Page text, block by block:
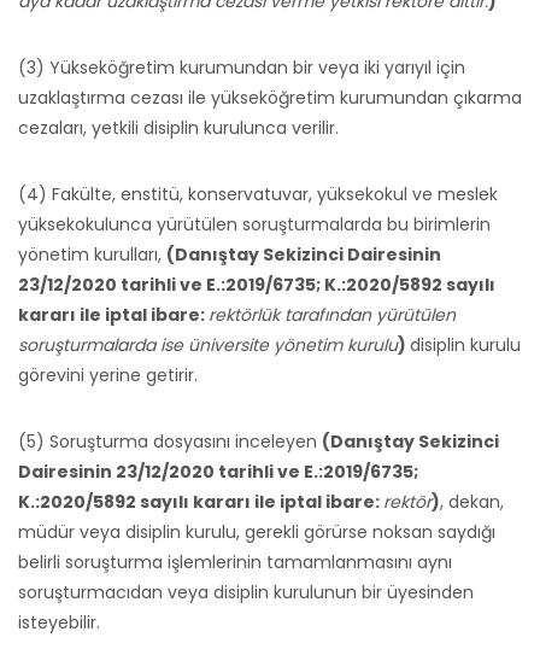
(3) Yükseköğretim kurumundan bir veya iki yarıyıl için
uzaklaştırma cezası ile yükseköğretim kurumundan çıkarma
cezaları, yetkili disiplin kurulunca verilir.
(4) Fakülte, enstitü, konservatuvar, yüksekokul ve meslek
yüksekokulunca yürütülen soruşturmalarda bu birimlerin
yönetim kurulları, (Danıştay Sekizinci Dairesinin
23/12/2020 tarihli ve E.:2019/6735; K.:2020/5892 sayılı
kararı ile iptal ibare: rektörlük tarafından yürütülen
soruşturmalarda ise üniversite yönetim kurulu) disiplin kurulu
görevini yerine getirir.
(5) Soruşturma dosyasını inceleyen (Danıştay Sekizinci
Dairesinin 23/12/2020 tarihli ve E.:2019/6735;
K.:2020/5892 sayılı kararı ile iptal ibare: rektör), dekan,
müdür veya disiplin kurulu, gerekli görürse noksan saydığı
belirli soruşturma işlemlerinin tamamlanmasını aynı
soruşturmacıdan veya disiplin kurulunun bir üyesinden
isteyebilir.